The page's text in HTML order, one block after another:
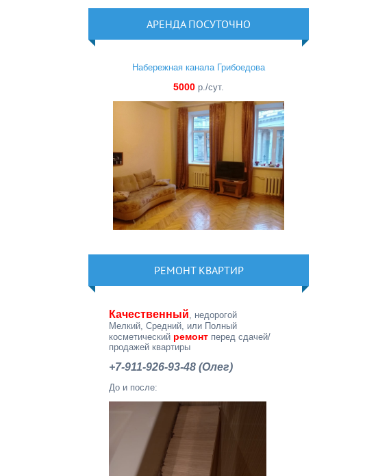
АРЕНДА ПОСУТОЧНО
Набережная канала Грибоедова
5000 р./сут.
РЕМОНТ КВАРТИР
Качественный, недорогой
Мелкий, Средний, или Полный
косметический ремонт перед сдачей/
продажей квартиры
+7-911-926-93-48 (Олег)
До и после: